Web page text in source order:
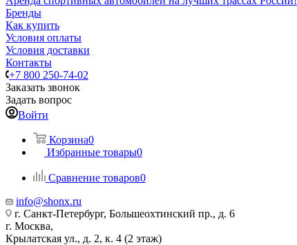
Бренды
Как купить
Условия оплаты
Условия доставки
Контакты
+7 800 250-74-02
Заказать звонок
Задать вопрос
Войти
Корзина0
Избранные товары0
Сравнение товаров0
info@shonx.ru
г. Санкт-Петербург, Большеохтинский пр., д. 6
г. Москва,
Крылатская ул., д. 2, к. 4 (2 этаж)